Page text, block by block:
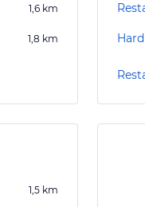
1,6 km
1,8 km
1,5 km